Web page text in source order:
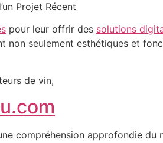
Projet Récent
pour leur offrir des solutions
seulement esthétiques et
de vin,
compréhension approfondie du